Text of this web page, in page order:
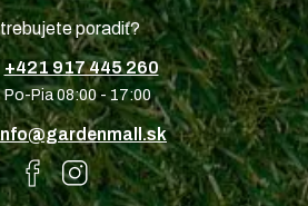
poradiť?
+421 917 445 260
Po-Pia 08:00 - 17:00